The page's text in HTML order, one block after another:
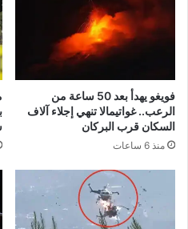
فويغو يهدأ بعد 50 ساعة من
الرعب.. غواتيمالا تنهي إجلاء آلاف
السكان قرب البركان
منذ 6 ساعات